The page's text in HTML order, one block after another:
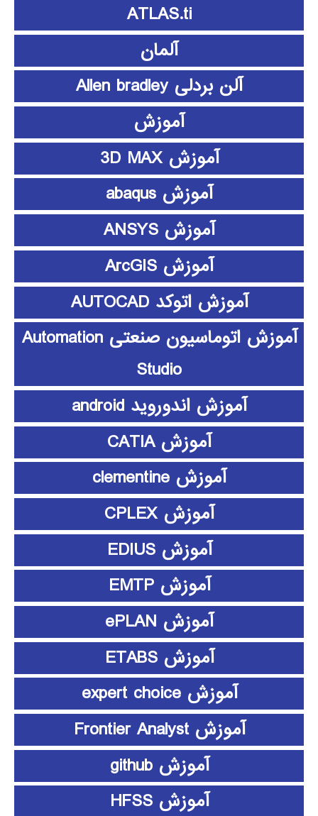
ATLAS.ti
آلمان
آلن بردلی Allen bradley
آموزش
آموزش 3D MAX
آموزش abaqus
آموزش ANSYS
آموزش ArcGIS
آموزش اتوکد AUTOCAD
آموزش اتوماسیون صنعتی Automation
Studio
آموزش اندوروید android
آموزش CATIA
آموزش clementine
آموزش CPLEX
آموزش EDIUS
آموزش EMTP
آموزش ePLAN
آموزش ETABS
آموزش expert choice
آموزش Frontier Analyst
آموزش github
آموزش HFSS